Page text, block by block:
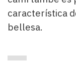
característica
bellesa.